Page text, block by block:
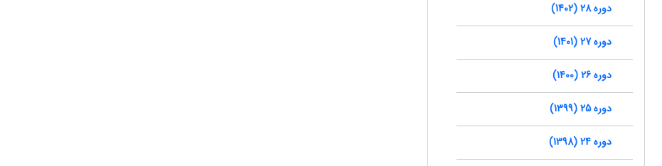
دوره 28 (1402)
دوره 27 (1401)
دوره 26 (1400)
دوره 25 (1399)
دوره 24 (1398)